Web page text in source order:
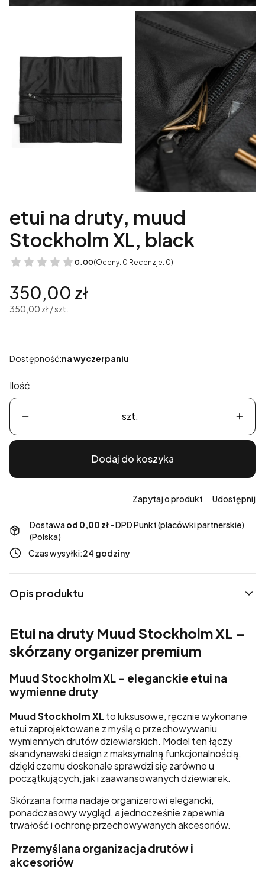
etui na druty, muud
Stockholm XL, black
0.00(Oceny: 0 Recenzje: 0)
Cena
350,00 zł
350,00 zł / szt.
Dostępność:na wyczerpaniu
Ilość
szt.
Dodaj do koszyka
Zapytaj o produkt Udostępnij
Dostawa od 0,00 zł- DPD Punkt (placówki partnerskie)
(Polska)
Czas wysyłki:24 godziny
Opis produktu
Etui na druty Muud Stockholm XL –
skórzany organizer premium
Muud Stockholm XL – eleganckie etui na
wymienne druty
Muud Stockholm XLto luksusowe, ręcznie wykonane
etui zaprojektowane z myślą o przechowywaniu
wymiennych drutów dziewiarskich. Model ten łączy
skandynawski design z maksymalną funkcjonalnością,
dzięki czemu doskonale sprawdzi się zarówno u
początkujących, jak i zaawansowanych dziewiarek.
Skórzana forma nadaje organizerowi elegancki,
ponadczasowy wygląd, a jednocześnie zapewnia
trwałość i ochronę przechowywanych akcesoriów.
Przemyślana organizacja drutów i
akcesoriów